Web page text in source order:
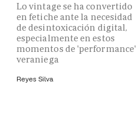
Lo vintage se ha convertido
en fetiche ante la necesidad
de desintoxicación digital,
especialmente en estos
momentos de 'performance'
veraniega
Reyes Silva